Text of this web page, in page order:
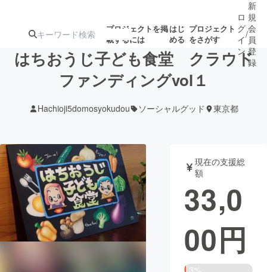
プロジェクトを掲
載するには
はじ
める
プロジェクト
をさがす
ジェクト
ターン
ジェクト
ロジェクト
もうすぐ公開
されます
アート・写真 音楽
テクノロジー・ガジェット ゲーム・
映像・映画 書籍・雑誌
チャレンジ
ロ
グ
イ
ン
/
新
規
会
員
登
録
はちおうじ子ども食堂 クラウド
ファンディングvol１
Hachioji5domosyokudou ソーシャルグッド 東京都
現在の支援総
額
33,0
00円
3%